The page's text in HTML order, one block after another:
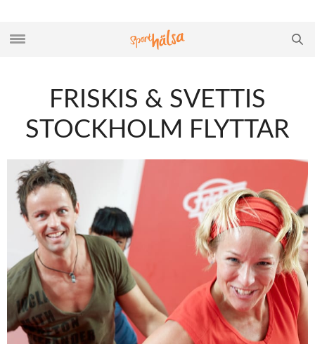
FRISKIS & SVETTIS
STOCKHOLM FLYTTAR